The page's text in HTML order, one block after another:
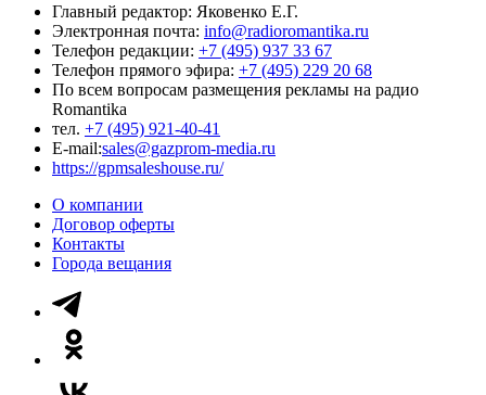
Главный редактор: Яковенко Е.Г.
Электронная почта: info@radioromantika.ru
Телефон редакции: +7 (495) 937 33 67
Телефон прямого эфира: +7 (495) 229 20 68
По всем вопросам размещения рекламы на радио
Romantika
тел. +7 (495) 921-40-41
E-mail:sales@gazprom-media.ru
https://gpmsaleshouse.ru/
О компании
Договор оферты
Контакты
Города вещания